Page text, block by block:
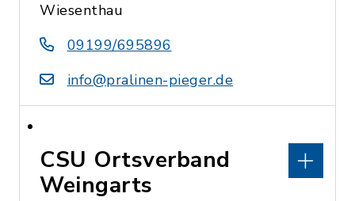
Wiesenthau
09199/695896
info@pralinen-pieger.de
CSU Ortsverband
Weingarts